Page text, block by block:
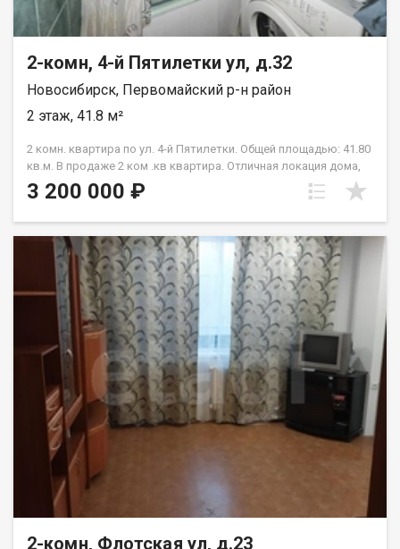
2-комн, 4-й Пятилетки ул, д.32
Новосибирск, Первомайский р-н район
2 этаж, 41.8 м²
2 комн. квартира по ул. 4-й Пятилетки. Общей площадью: 41.80
кв.м. В продаже 2 ком .кв квартира. Отличная локация дома,
микрорайон максимально развит, в шаговой доступности
детские сады, школы, поликлиники, банки и магазины!
направлений движения и транспорта, помогут удобно и
быстро добраться до любой точки города! Возможен обмен
на вашу недвижимость. Возможна продажа в рассрочку. При
звонке, пожалуйста, сообщите номер варианта -
JV002054158256.
3 200 000 ₽
2-комн, Флотская ул, д.23